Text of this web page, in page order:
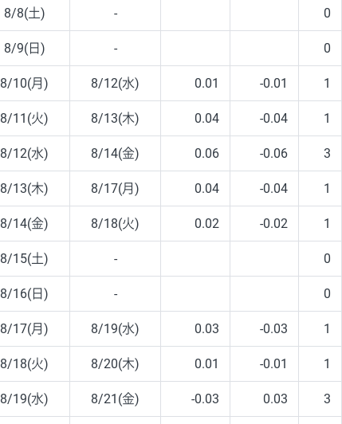
8/8(土) - 0
8/9(日) - 0
8/10(月) 8/12(水) 0.01 -0.01 1
8/11(火) 8/13(木) 0.04 -0.04 1
8/12(水) 8/14(金) 0.06 -0.06 3
8/13(木) 8/17(月) 0.04 -0.04 1
8/14(金) 8/18(火) 0.02 -0.02 1
8/15(土) - 0
8/16(日) - 0
8/17(月) 8/19(水) 0.03 -0.03 1
8/18(火) 8/20(木) 0.01 -0.01 1
8/19(水) 8/21(金) -0.03 0.03 3